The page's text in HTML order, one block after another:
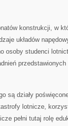
konstrukcji, w
układów
osoby studenci
są działy
lotnicze,
pełni tutaj rolę